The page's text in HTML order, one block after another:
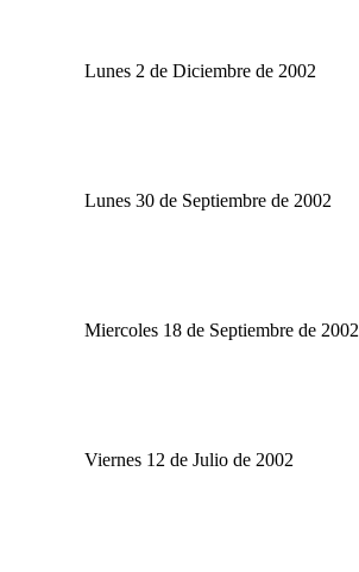
Lunes 2 de Diciembre de 2002
Lunes 30 de Septiembre de 2002
Miercoles 18 de Septiembre de 2002
Viernes 12 de Julio de 2002